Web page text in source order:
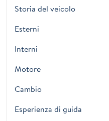
Storia del veicolo
Esterni
Interni
Motore
Cambio
Esperienza di guida